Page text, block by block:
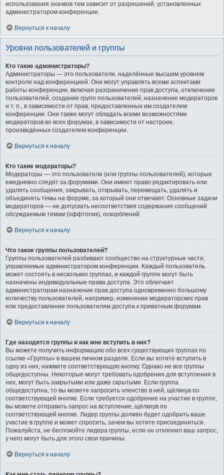
использования значков тем зависит от разрешений, установленных
администратором конференции.
Вернуться к началу
Уровни пользователей и группы
Кто такие администраторы?
Администраторы — это пользователи, наделённые высшим уровнем
контроля над конференцией. Они могут управлять всеми аспектами
работы конференции, включая разграничение прав доступа, отключение
пользователей, создание групп пользователей, назначение модераторов
и т. п., в зависимости от прав, предоставленных им создателем
конференции. Они также могут обладать всеми возможностями
модераторов во всех форумах, в зависимости от настроек,
произведённых создателем конференции.
Вернуться к началу
Кто такие модераторы?
Модераторы — это пользователи (или группы пользователей), которые
ежедневно следят за форумами. Они имеют право редактировать или
удалять сообщения, закрывать, открывать, перемещать, удалять и
объединять темы на форуме, за который они отвечают. Основные задачи
модераторов — не допускать несоответствия содержания сообщений
обсуждаемым темам (оффтопик), оскорблений.
Вернуться к началу
Что такое группы пользователей?
Группы пользователей разбивают сообщество на структурные части,
управляемые администратором конференции. Каждый пользователь
может состоять в нескольких группах, и каждой группе могут быть
назначены индивидуальные права доступа. Это облегчает
администраторам назначение прав доступа одновременно большому
количеству пользователей, например, изменение модераторских прав
или предоставление пользователям доступа к приватным форумам.
Вернуться к началу
Где находятся группы и как мне вступить в них?
Вы можете получить информацию обо всех существующих группах по
ссылке «Группы» в вашем личном разделе. Если вы хотите вступить в
одну из них, нажмите соответствующую кнопку. Однако не все группы
общедоступны. Некоторые могут требовать одобрения для вступления в
них, могут быть закрытыми или даже скрытыми. Если группа
общедоступна, то вы можете запросить членство в ней, щёлкнув по
соответствующей кнопке. Если требуется одобрение на участие в группе,
вы можете отправить запрос на вступление, щёлкнув по
соответствующей кнопке. Лидер группы должен будет одобрить ваше
участие в группе и может спросить, зачем вы хотите присоединиться.
Пожалуйста, не беспокойте лидера группы, если он отклонил ваш запрос;
у него могут быть для этого свои причины.
Вернуться к началу